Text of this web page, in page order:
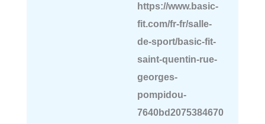
https://www.basic-
fit.com/fr-fr/salle-
de-sport/basic-fit-
saint-quentin-rue-
georges-
pompidou-
7640bd2075384670